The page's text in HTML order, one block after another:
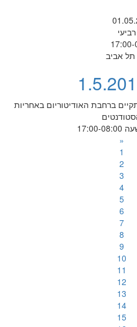
אביב
ברחבת האודיטוריום באחריות
«
1
2
3
4
5
6
7
8
9
10
11
12
13
14
15